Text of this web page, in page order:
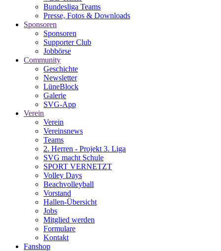
Bundesliga Teams
Presse, Fotos & Downloads
Sponsoren
Sponsoren
Supporter Club
Jobbörse
Community
Geschichte
Newsletter
LüneBlock
Galerie
SVG-App
Verein
Verein
Vereinsnews
Teams
2. Herren - Projekt 3. Liga
SVG macht Schule
SPORT VERNETZT
Volley Days
Beachvolleyball
Vorstand
Hallen-Übersicht
Jobs
Mitglied werden
Formulare
Kontakt
Fanshop